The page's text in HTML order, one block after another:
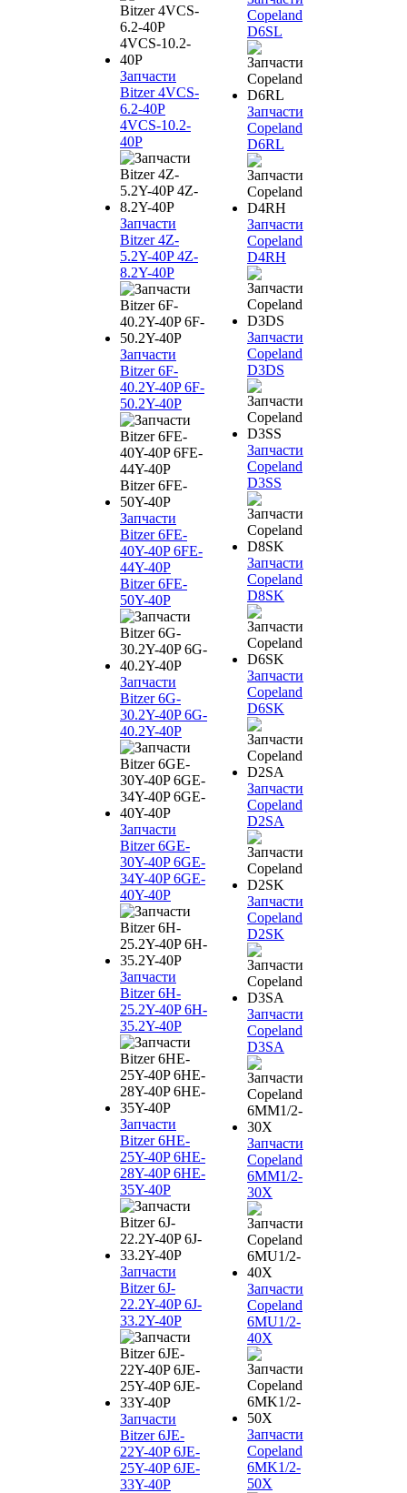
Запчасти
Bitzer 4VCS-
6.2-40P
4VCS-10.2-
40P
Запчасти
Bitzer 4Z-
5.2Y-40P 4Z-
8.2Y-40P
Запчасти
Bitzer 6F-
40.2Y-40P 6F-
50.2Y-40P
Запчасти
Bitzer 6FE-
40Y-40P 6FE-
44Y-40P
Bitzer 6FE-
50Y-40P
Запчасти
Bitzer 6G-
30.2Y-40P 6G-
40.2Y-40P
Запчасти
Bitzer 6GE-
30Y-40P 6GE-
34Y-40P 6GE-
40Y-40P
Запчасти
Bitzer 6H-
25.2Y-40P 6H-
35.2Y-40P
Запчасти
Bitzer 6HE-
25Y-40P 6HE-
28Y-40P 6HE-
35Y-40P
Запчасти
Bitzer 6J-
22.2Y-40P 6J-
33.2Y-40P
Запчасти
Bitzer 6JE-
22Y-40P 6JE-
25Y-40P 6JE-
33Y-40P
Copeland
D6SL
Запчасти
Copeland
D6RL
Запчасти
Copeland
D4RH
Запчасти
Copeland
D3DS
Запчасти
Copeland
D3SS
Запчасти
Copeland
D8SK
Запчасти
Copeland
D6SK
Запчасти
Copeland
D2SA
Запчасти
Copeland
D2SK
Запчасти
Copeland
D3SA
Запчасти
Copeland
6MM1/2-
30X
Запчасти
Copeland
6MU1/2-
40X
Запчасти
Copeland
6MK1/2-
50X